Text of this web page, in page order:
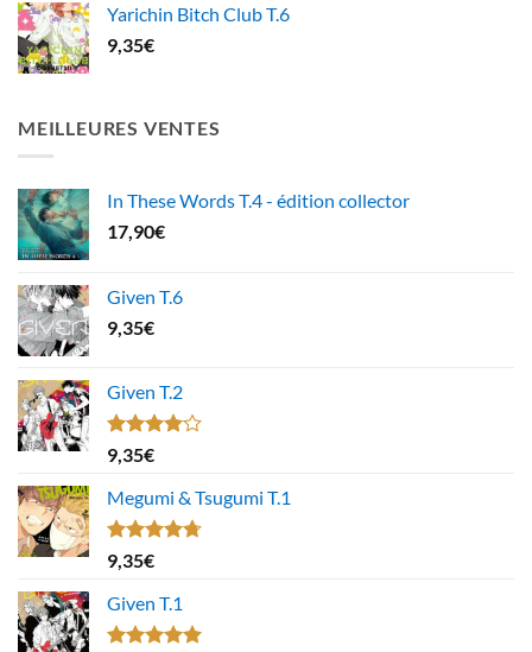
Yarichin Bitch Club T.6
9,35€
MEILLEURES VENTES
In These Words T.4 - édition collector
17,90€
Given T.6
9,35€
Given T.2
Note
4.00
5
9,35€
Megumi & Tsugumi T.1
Note4.67
sur 5
9,35€
Given T.1